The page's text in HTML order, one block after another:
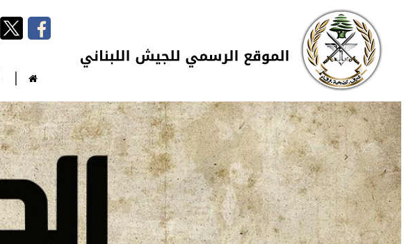
تجاوز إلى المحتوى الرئيسي
Skip to navigation